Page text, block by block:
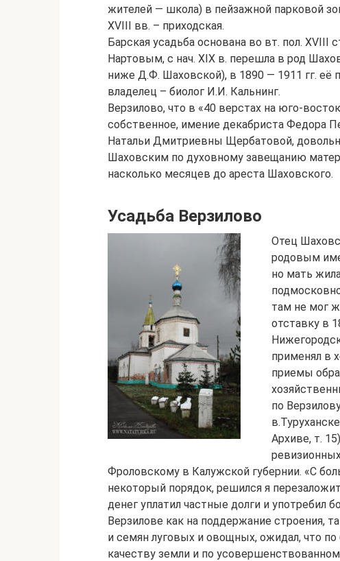
жителей — школа) в пейзажной парковой
XVIII вв. – приходская.
Барская усадьба основана во вт. пол. XVIII
Нартовым, с нач. XIX в. перешла в род
ниже Д.Ф. Шаховской), в 1890 — 1911 гг. её
владелец – биолог И.И. Кальнинг.
Верзилово, что в «40 верстах на юго-
собственное, имение декабриста Федора
Натальи Дмитриевны Щербатовой,
Шаховским по духовному завещанию
насколько месяцев до ареста Шаховского.
Усадьба Верзилово
Отец
родовым
но мать
там не мог
отставку в
применял в
приемы
по
Архиве, т.
Фроловскому в Калужской губернии. «С
некоторый порядок, решился я
денег уплатил частные долги и употребил
Верзилове как на поддержание строения,
и семян луговых и овощных, ожидал, что
качеству земли и по